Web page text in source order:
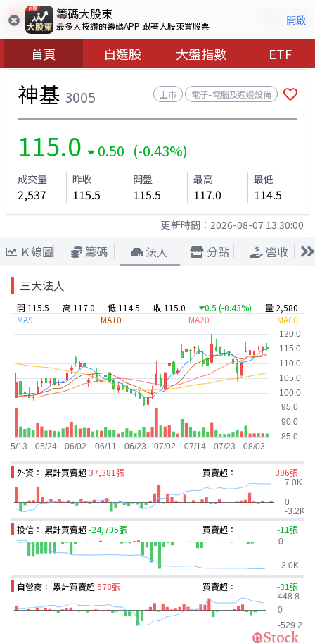
籌碼大股東
最多人按讚的籌碼APP 跟著大股東買股票 開啟
首頁 自選股 大盤指數 ETF
神基 3005 上市 電子–電腦及週邊設備
115.0 0.50 (-0.43%)
成交量
2,537
昨收
115.5
開盤
115.5
最高
117.0
最低
114.5
更新時間： 2026-08-07 13:30:00
Ｋ線圖 籌碼 法人 分點
營收
三大法人
開 115.5 高 117.0 低 114.5 收 115.0 0.5 (-0.43%)
量 2,580
MA5
MA10 MA20 MA60
外資： 累計買賣超37,381張 買賣超： 396張
投信： 累計買賣超-24,705張 買賣超： -11張
自營商： 累計買賣超578張 買賣超： -31張